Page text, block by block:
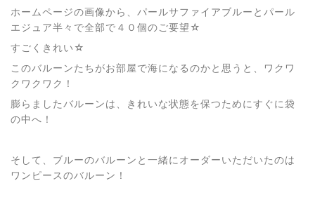
ホームページの画像から、パールサファイアブルーとパール
エジュア半々で全部で４０個のご要望☆
すごくきれい☆
このバルーンたちがお部屋で海になるのかと思うと、ワクワ
クワクワク！
膨らましたバルーンは、きれいな状態を保つためにすぐに袋
の中へ！
そして、ブルーのバルーンと一緒にオーダーいただいたのは
ワンピースのバルーン！